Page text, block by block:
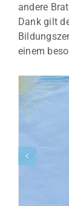
andere
Dank gilt
einem